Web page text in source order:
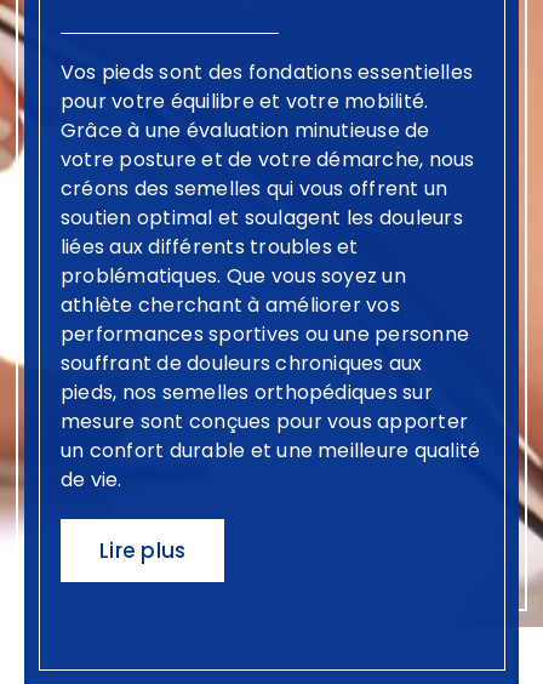
Vos pieds sont des fondations essentielles
pour votre équilibre et votre mobilité.
Grâce à une évaluation minutieuse de
votre posture et de votre démarche, nous
créons des semelles qui vous offrent un
soutien optimal et soulagent les douleurs
liées aux différents troubles et
problématiques. Que vous soyez un
athlète cherchant à améliorer vos
performances sportives ou une personne
souffrant de douleurs chroniques aux
pieds, nos semelles orthopédiques sur
mesure sont conçues pour vous apporter
un confort durable et une meilleure qualité
de vie.
Lire plus